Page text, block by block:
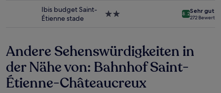
zusätzliche
BedingungenIbis budget Saint-
Étienne stade
2.0-
8.2Sehr gut
272
Andere Sehenswürdigkeiten in
der Nähe von: Bahnhof Saint-
Étienne-Châteaucreux